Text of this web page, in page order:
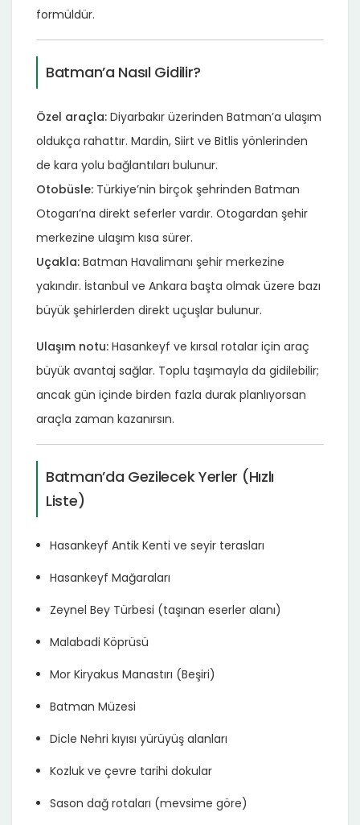
formüldür.
Batman’a Nasıl Gidilir?
Özel araçla: Diyarbakır üzerinden Batman’a ulaşım
oldukça rahattır. Mardin, Siirt ve Bitlis yönlerinden
de kara yolu bağlantıları bulunur.
Otobüsle: Türkiye’nin birçok şehrinden Batman
Otogarı’na direkt seferler vardır. Otogardan şehir
merkezine ulaşım kısa sürer.
Uçakla: Batman Havalimanı şehir merkezine
yakındır. İstanbul ve Ankara başta olmak üzere bazı
büyük şehirlerden direkt uçuşlar bulunur.
Ulaşım notu: Hasankeyf ve kırsal rotalar için araç
büyük avantaj sağlar. Toplu taşımayla da gidilebilir;
ancak gün içinde birden fazla durak planlıyorsan
araçla zaman kazanırsın.
Batman’da Gezilecek Yerler (Hızlı
Liste)
Hasankeyf Antik Kenti ve seyir terasları
Hasankeyf Mağaraları
Zeynel Bey Türbesi (taşınan eserler alanı)
Malabadi Köprüsü
Mor Kiryakus Manastırı (Beşiri)
Batman Müzesi
Dicle Nehri kıyısı yürüyüş alanları
Kozluk ve çevre tarihi dokular
Sason dağ rotaları (mevsime göre)